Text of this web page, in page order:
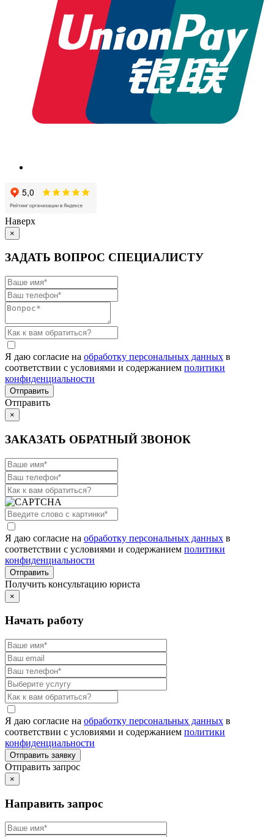
Наверх
×
ЗАДАТЬ ВОПРОС СПЕЦИАЛИСТУ
Я даю согласие на обработку персональных данных в
соответствии с условиями и содержанием политики
конфиденциальности
Отправить
×
ЗАКАЗАТЬ ОБРАТНЫЙ ЗВОНОК
Я даю согласие на обработку персональных данных в
соответствии с условиями и содержанием политики
конфиденциальности
Получить консультацию юриста
×
Начать работу
Я даю согласие на обработку персональных данных в
соответствии с условиями и содержанием политики
конфиденциальности
Отправить запрос
×
Направить запрос